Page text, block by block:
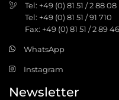
Tel: +49 (0) 81 51 / 2 88 08
Tel: +49 (0) 81 51 / 91 710
Fax: +49 (0) 81 51 / 2 89 46
WhatsApp
Instagram
Newsletter